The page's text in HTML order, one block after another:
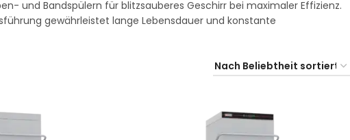
und Bandspülern für blitzsauberes Geschirr bei maximaler Effizienz.
gewährleistet lange Lebensdauer und konstante